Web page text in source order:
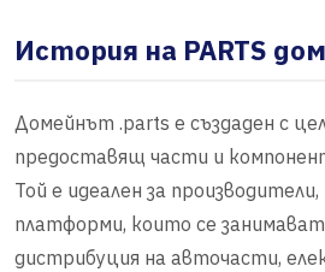
История на PARTS
Домейнът .parts е създаден с
предоставящ части и
Той е идеален за
платформи, които се
дистрибуция на авточасти,